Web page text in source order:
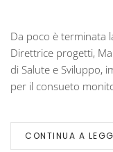
Da poco è terminata
Direttrice progetti,
di Salute e Sviluppo,
per il consueto
CONTINUA A